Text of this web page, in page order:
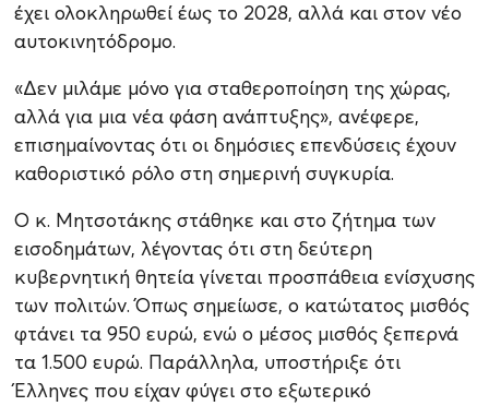
έχει ολοκληρωθεί έως το 2028, αλλά και στον νέο
αυτοκινητόδρομο.
«Δεν μιλάμε μόνο για σταθεροποίηση της χώρας,
αλλά για μια νέα φάση ανάπτυξης», ανέφερε,
επισημαίνοντας ότι οι δημόσιες επενδύσεις έχουν
καθοριστικό ρόλο στη σημερινή συγκυρία.
Ο κ. Μητσοτάκης στάθηκε και στο ζήτημα των
εισοδημάτων, λέγοντας ότι στη δεύτερη
κυβερνητική θητεία γίνεται προσπάθεια ενίσχυσης
των πολιτών. Όπως σημείωσε, ο κατώτατος μισθός
φτάνει τα 950 ευρώ, ενώ ο μέσος μισθός ξεπερνά
τα 1.500 ευρώ. Παράλληλα, υποστήριξε ότι
Έλληνες που είχαν φύγει στο εξωτερικό